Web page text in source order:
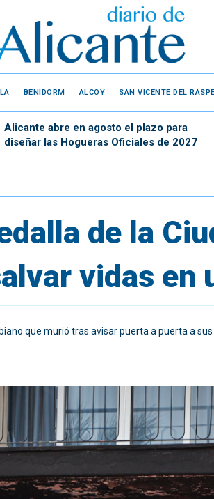
BENIDORM ALCOY SAN VICENTE DEL
Alicante abre en agosto el plazo para
diseñar las Hogueras Oficiales de 2027
de la
vidas en
que murió tras avisar puerta a puerta a